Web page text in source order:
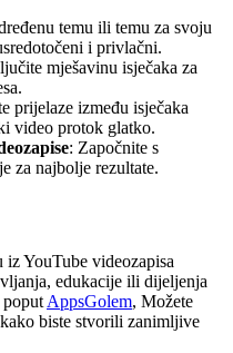
temu ili temu za svoju
i privlačni.
mješavinu isječaka za
prijelaze između isječaka
video protok glatko.
: Započnite s
za najbolje rezultate.
YouTube videozapisa
edukacije ili dijeljenja
AppsGolem, Možete
biste stvorili zanimljive